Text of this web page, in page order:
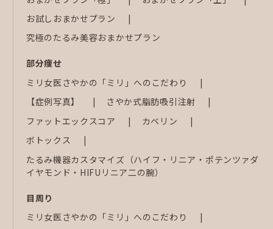
お試しおまかせプラン
究極のたるみ美容おまかせプラン
部分痩せ
ミリ女医さやかの「ミリ」へのこだわり
【症例写真】
さやか式脂肪吸引注射
ファットエックスコア
カベリン
ボトックス
たるみ機器カスタマイズ（ハイフ・リニア・ポテンツァダ
イヤモンド・HIFUリニア二の腕）
目周り
ミリ女医さやかの「ミリ」へのこだわり